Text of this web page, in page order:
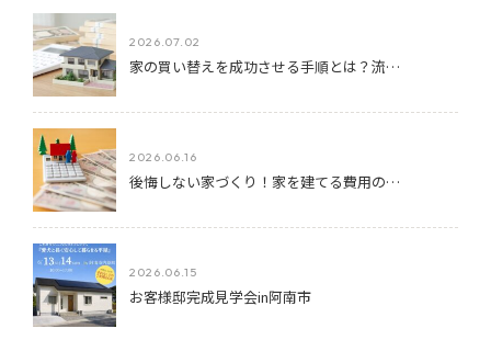
2026.07.02
家の買い替えを成功させる手順とは？流…
2026.06.16
後悔しない家づくり！家を建てる費用の…
2026.06.15
お客様邸完成見学会in阿南市